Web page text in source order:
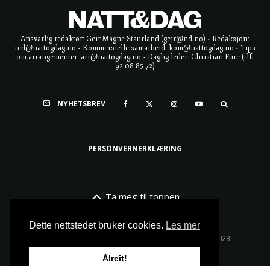
Ansvarlig redaktør: Geir Magne Staurland (geir@nd.no) • Redaksjon:
red@nattogdag.no • Kommersielle samarbeid: kom@nattogdag.no • Tips
om arrangementer: arr@nattogdag.no • Daglig leder: Christian Fure (tlf.
92 08 85 72)
NYHETSBREV
PERSONVERNERKLÆRING
Ta meg til toppen
Alle rettigheter reservert • Copyright © Natt & Dag 2023
Dette nettstedet bruker cookies. Les mer
Ålreit!